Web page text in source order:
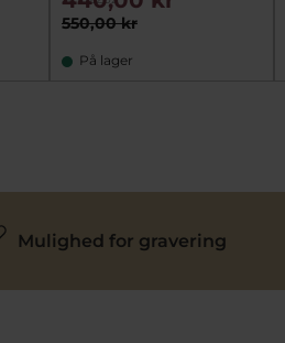
550,00 kr
På lager
Mulighed for gravering